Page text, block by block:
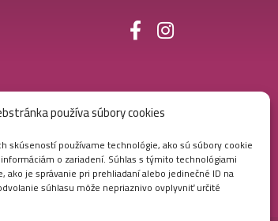
používa súbory cookies
skúseností používame technológie, ako sú súbory cookie
o zariadení. Súhlas s týmito technológiami
ako je správanie pri prehliadaní alebo jedinečné ID na
súhlasu môže nepriaznivo ovplyvniť určité